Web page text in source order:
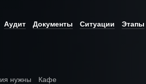
Аудит Документы Ситуации Этапы
нужны Кафе